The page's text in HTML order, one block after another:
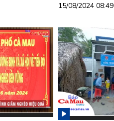
15/08/2024 08:49